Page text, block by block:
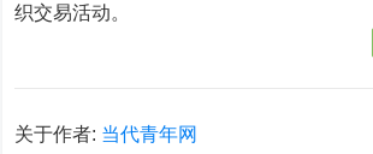
织交易活动。
关于作者: 当代青年网